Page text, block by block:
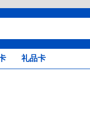
礼品卡